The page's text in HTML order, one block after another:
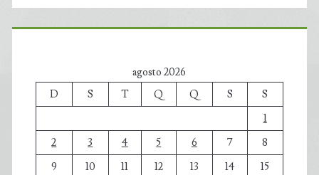
agosto 2026
D
S T Q Q S
S
1
2
3 4 5 6 7
8
9
10 11 12 13 14
15